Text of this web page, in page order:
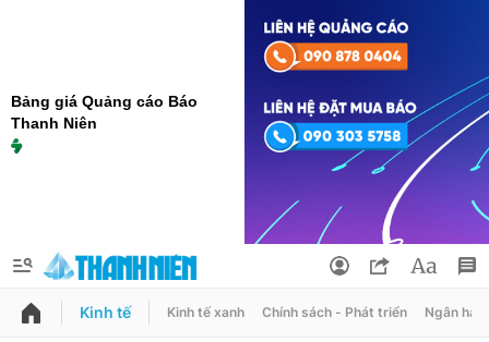
Bảng giá Quảng cáo Báo
Thanh Niên
QUẢNG CÁO
Kinh tế Kinh tế xanh Chính sách - Phát triển Ngân